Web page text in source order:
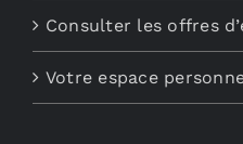
Consulter les offres
Votre espace